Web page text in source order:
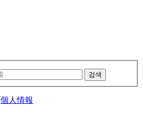
검색
個人情報